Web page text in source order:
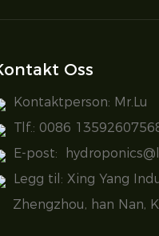
Oss
Kontaktperson: Mr.Lu
Tlf.: 0086
E-post:
Legg til: Xing Yang
Zhengzhou, han Nan,